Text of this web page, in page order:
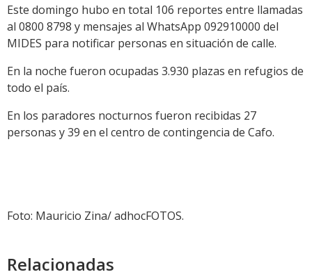
Link
Este domingo hubo en total 106 reportes entre llamadas
al 0800 8798 y mensajes al WhatsApp 092910000 del
MIDES para notificar personas en situación de calle.
En la noche fueron ocupadas 3.930 plazas en refugios de
todo el país.
En los paradores nocturnos fueron recibidas 27
personas y 39 en el centro de contingencia de Cafo.
Foto: Mauricio Zina/ adhocFOTOS.
Relacionadas